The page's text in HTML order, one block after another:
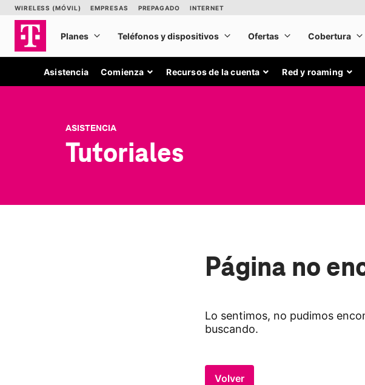
Asistencia Comienza Recursos de la cuenta Red y roaming
ASISTENCIA
Tutoriales